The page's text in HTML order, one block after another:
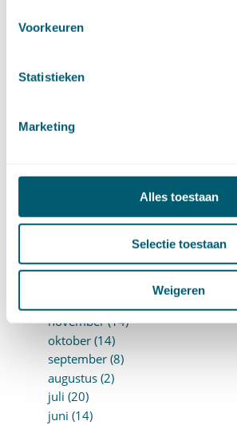
Voorkeuren
Statistieken
Marketing
Alles toestaan
Selectie toestaan
Weigeren
januari (15)
november (9)
september (4)
juni (14)
april (11)
januari (15)
november (14)
oktober (14)
september (8)
augustus (2)
juli (20)
juni (14)